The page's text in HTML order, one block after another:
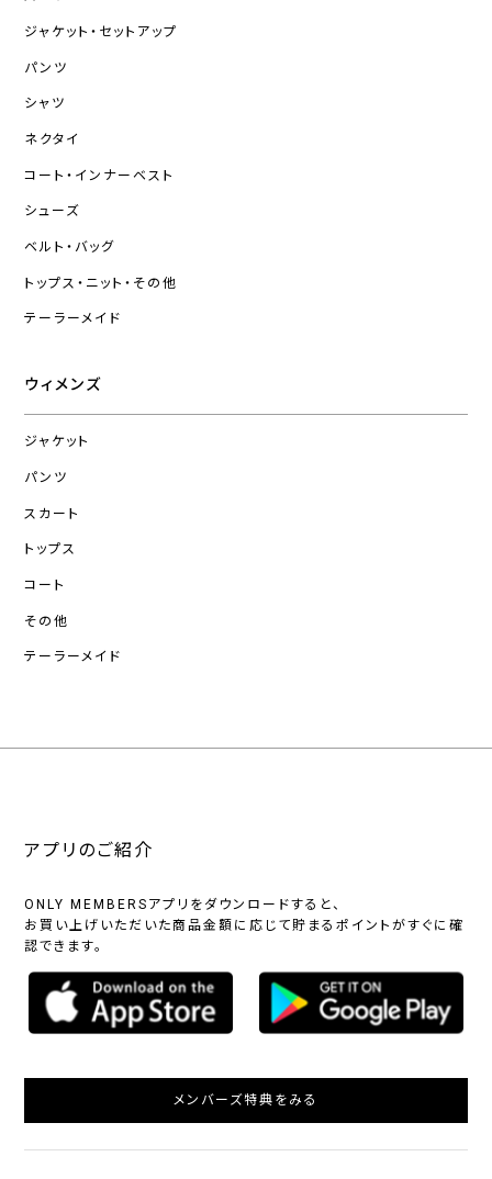
ジャケット・セットアップ
パンツ
シャツ
ネクタイ
コート・インナーベスト
シューズ
ベルト・バッグ
トップス・ニット・その他
テーラーメイド
ウィメンズ
ジャケット
パンツ
スカート
トップス
コート
その他
テーラーメイド
アプリのご紹介
ONLY MEMBERSアプリをダウンロードすると、
お買い上げいただいた商品金額に応じて貯まるポイントがすぐに確
認できます。
メンバーズ特典をみる